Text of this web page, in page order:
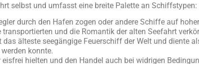
selbst und umfasst eine breite Palette an Schiffstypen:
durch den Hafen zogen oder andere Schiffe auf
und die Romantik der alten Seefahrt
älteste seegängige Feuerschiff der Welt und diente
konnte.
hielten und den Handel auch bei widrigen